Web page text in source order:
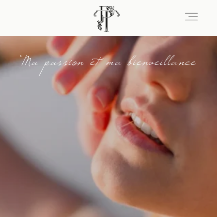
Ma passion et ma bienveillance
Signature
Portfolio
Lieux
Expérience